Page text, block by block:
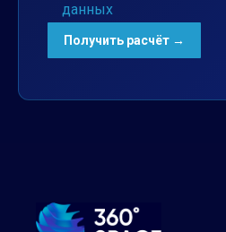
данных